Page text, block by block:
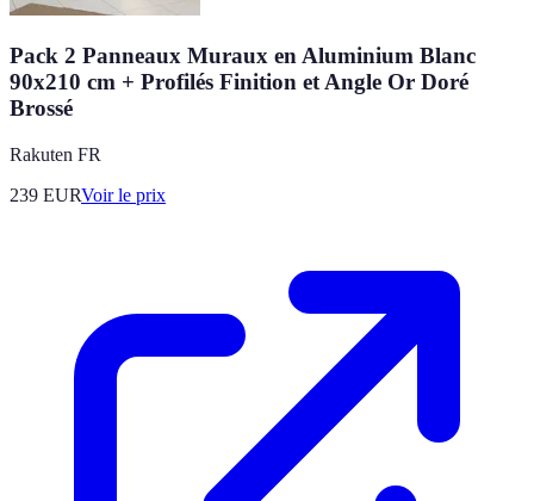
Pack 2 Panneaux Muraux en Aluminium Blanc
90x210 cm + Profilés Finition et Angle Or Doré
Brossé
Rakuten FR
239 EURVoir le prix